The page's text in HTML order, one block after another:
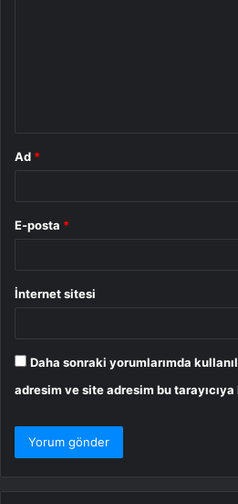
Ad *
E-posta *
İnternet sitesi
Daha sonraki yorumlarımda
adresim ve site adresim bu